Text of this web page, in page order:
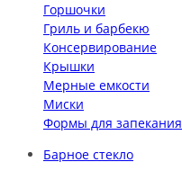
Горшочки
Гриль и барбекю
Консервирование
Крышки
Мерные емкости
Миски
Формы для запекания
Барное стекло